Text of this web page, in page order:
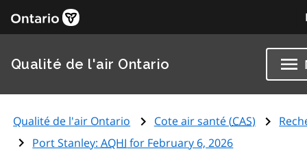
Qualité de l'air Ontario
Qualité de l'air Ontario Cote air santé (CAS)
Port Stanley:AQHI for February 6, 2026